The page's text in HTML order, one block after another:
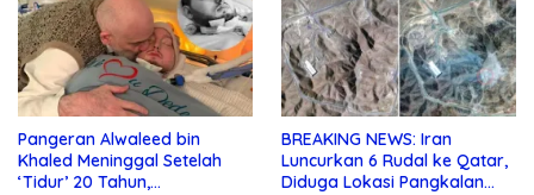
Pangeran Alwaleed bin
Khaled Meninggal Setelah
‘Tidur’ 20 Tahun,
BREAKING NEWS: Iran
Luncurkan 6 Rudal ke Qatar,
Diduga Lokasi Pangkalan